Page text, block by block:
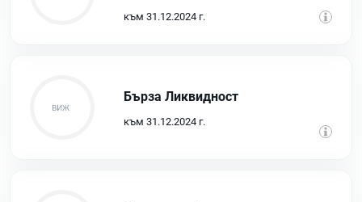
към 31.12.2024 г.
Бърза Ликвидност
към 31.12.2024 г.